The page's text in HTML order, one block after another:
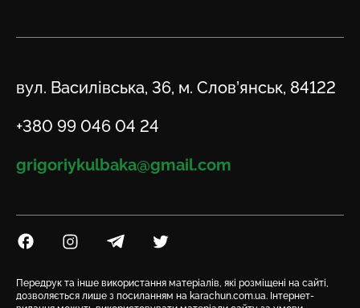
Адреса
вул. Василівська, 36, м. Слов’янськ, 84122
Телефон
+380 99 046 04 24
Email
grigoriykulbaka@gmail.com
Посилання на Facebook
Посилання на Instagram
Посилання на Telegram
Посилання на Twitter
Передрук та інше використання матеріалів, які розміщені на сайті,
дозволяється лише з посиланням на karachun.com.ua. Інтернет-